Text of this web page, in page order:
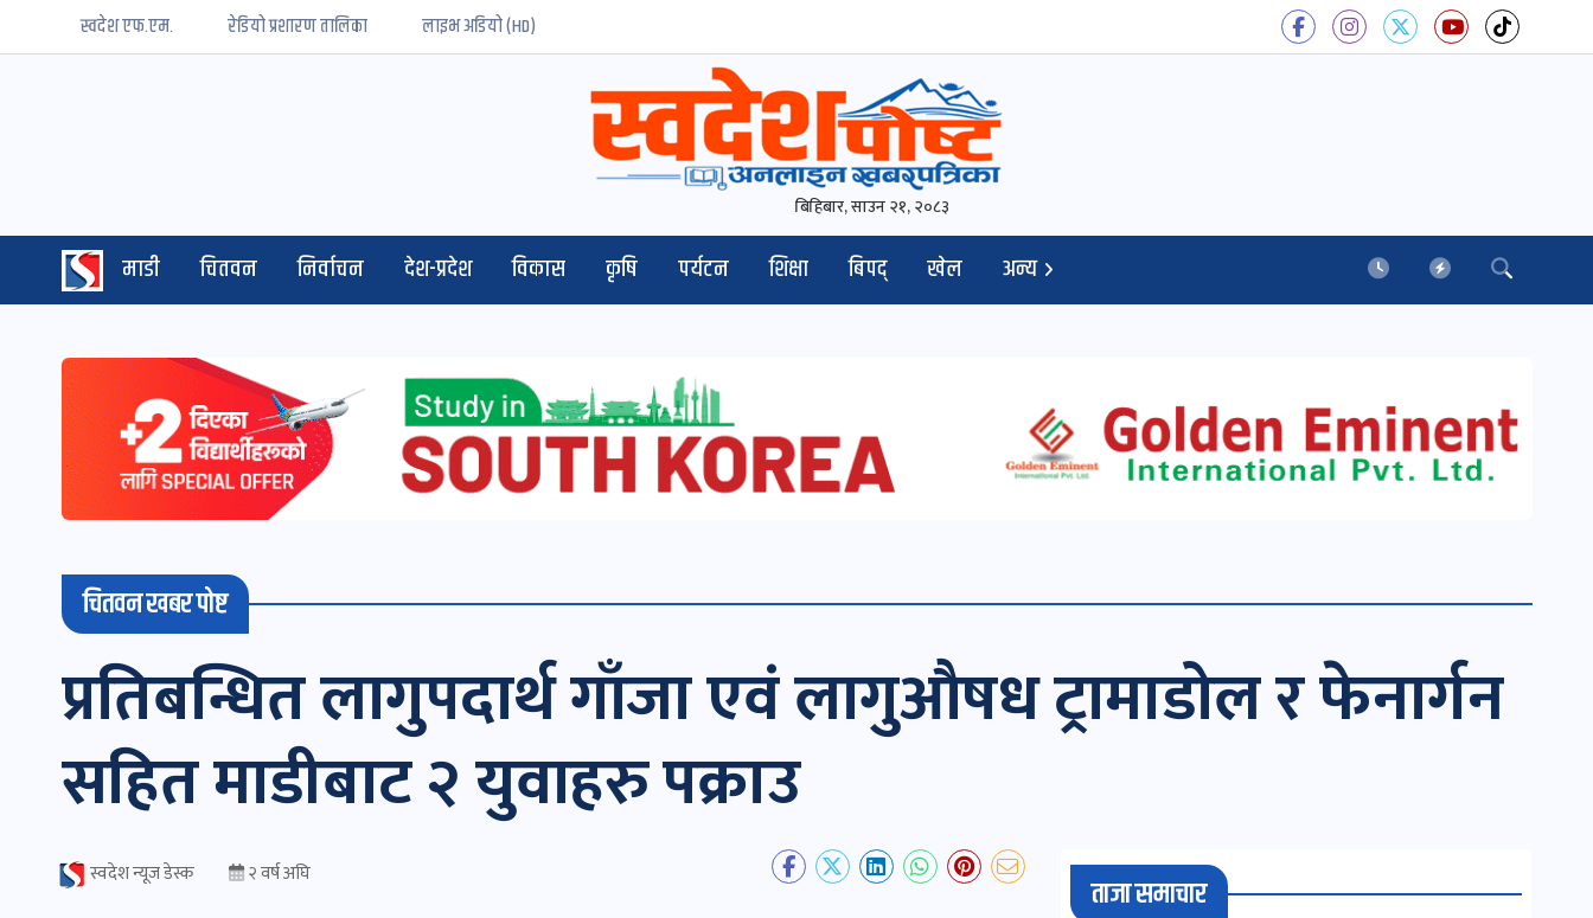
स्वदेश एफ.एम. रेडियो प्रशारण तालिका लाइभ अडियो (HD)
बिहिबार, साउन २१, २०८३
माडी चितवन निर्वाचन देश-प्रदेश विकास कृषि पर्यटन शिक्षा बिपद् खेल अन्य
चितवन खबर पोष्ट
प्रतिबन्धित लागुपदार्थ गाँजा एवं लागुऔषध ट्रामाडोल र फेनार्गन
सहित माडीबाट २ युवाहरु पक्राउ
स्वदेश न्यूज डेस्क २ वर्ष अघि ताजा समाचार